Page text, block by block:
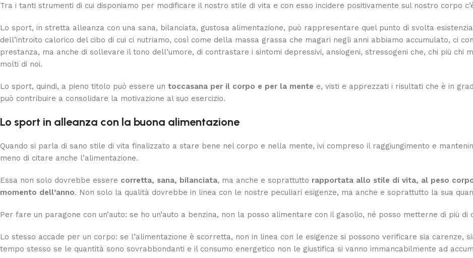
Tra i tanti strumenti di cui disponiamo per modificare il nostro stile di vita e con esso incidere positivamente sul nostro corpo
Lo sport, in stretta alleanza con una sana, bilanciata, gustosa alimentazione, può rappresentare quel punto di svolta
dell’introito calorico del cibo di cui ci nutriamo, così come della massa grassa che magari negli anni abbiamo accumulato, ci
prestanza, ma anche di sollevare il tono dell’umore, di contrastare i sintomi depressivi, ansiogeni, stressogeni che, chi più chi
molti di noi.
Lo sport, quindi, a pieno titolo può essere un toccasana per il corpo e per la mente e, visti e apprezzati i risultati che è in
può contribuire a consolidare la motivazione al suo esercizio.
Lo sport in alleanza con la buona alimentazione
Quando si parla di sano stile di vita finalizzato a stare bene nel corpo e nella mente, ivi compreso il raggiungimento e
meno di citare anche l’alimentazione.
Essa non solo dovrebbe essere corretta, sana, bilanciata, ma anche e soprattutto rapportata allo stile di vita, al peso
momento dell’anno. Non solo la qualità dovrebbe in linea con le nostre peculiari esigenze, ma anche e soprattutto la sua
Per fare un paragone con un’auto: se ho un’auto a benzina, non la posso alimentare con il gasolio, né posso metterne di più
Lo stesso accade per un corpo: se l’alimentazione è scorretta, non in linea con le esigenze si possono verificare sia carenze,
tempo stesso se le quantità sono sovrabbondanti e il consumo energetico non le giustifica si vanno immancabilmente ad